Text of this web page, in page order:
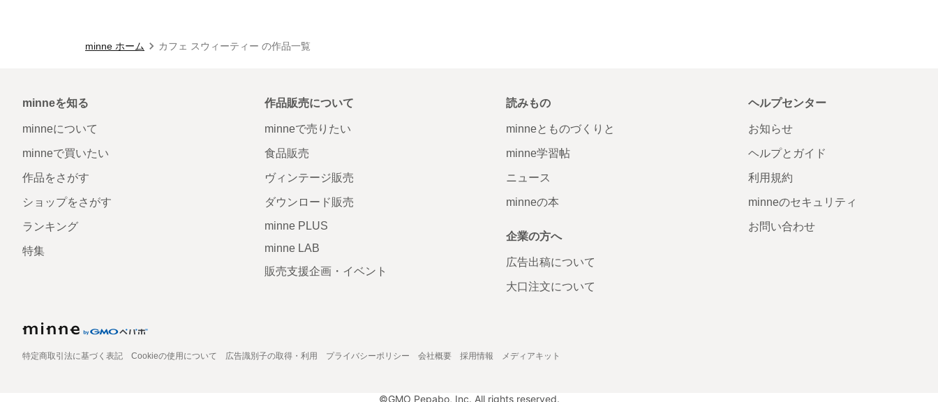
minne ホーム カフェ スウィーティー の作品一覧
minneを知る
minneについて
minneで買いたい
作品をさがす
ショップをさがす
ランキング
特集
作品販売について
minneで売りたい
食品販売
ヴィンテージ販売
ダウンロード販売
minne PLUS
minne LAB
販売支援企画・イベント
読みもの
minneとものづくりと
minne学習帖
ニュース
minneの本
企業の方へ
広告出稿について
大口注文について
ヘルプセンター
お知らせ
ヘルプとガイド
利用規約
minneのセキュリティ
お問い合わせ
特定商取引法に基づく表記 Cookieの使用について 広告識別子の取得・利用 プライバシーポリシー 会社概要 採用情報 メディアキット
©GMO Pepabo, Inc. All rights reserved.